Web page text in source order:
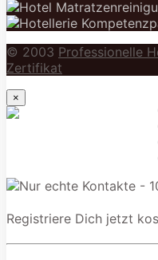
© 2003 Professionelle
Zertifikat
×
Registriere Dich jetzt